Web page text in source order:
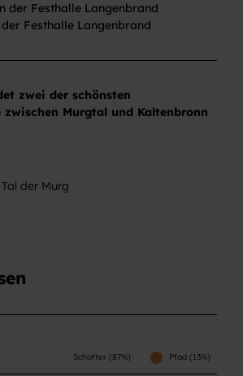
der Festhalle Langenbrand
Festhalle Langenbrand
zwei der schönsten
zwischen Murgtal und Kaltenbronn
der Murg
Schotter (87%) Pfad (13%)